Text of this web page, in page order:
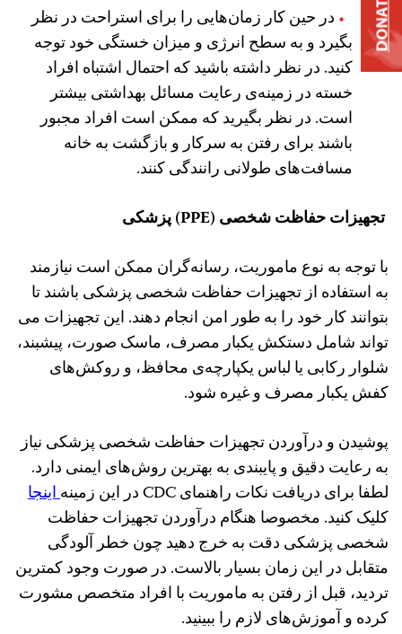
در حین کار زمان‌هایی را برای استراحت در نظر
بگیرد و به سطح انرژی و میزان خستگی خود توجه
کنید. در نظر داشته باشید که احتمال اشتباه‌ افراد
خسته در زمینه‌ی رعایت مسائل بهداشتی بیشتر
است. در نظر بگیرید که ممکن است افراد مجبور
باشند برای رفتن به سرکار و بازگشت به خانه
مسافت‌های طولانی‌ رانندگی کنند.
تجهیزات حفاظت شخصی (PPE) پزشکی
با توجه به نوع ماموریت، رسانه‌گران ممکن است نیازمند
به استفاده از تجهیزات حفاظت شخصی پزشکی باشند تا
بتوانند کار خود را به طور امن انجام دهند. این تجهیزات می
تواند شامل دستکش یکبار مصرف، ماسک صورت، پیشبند،
شلوار رکابی یا لباس یکپارچه‌ی محافظ، و روکش‌های
کفش یکبار مصرف و غیره شود.
پوشیدن و درآوردن تجهیزات حفاظت شخصی پزشکی نیاز
به رعایت دقیق و پایبندی به بهترین روش‌های ایمنی دارد.
لطفا برای دریافت نکات راهنمای CDC در این زمینه
اینجا
کلیک کنید. مخصوصا هنگام درآوردن تجهیزات حفاظت
شخصی پزشکی دقت به خرج دهید چون خطر آلودگی
متقابل در این زمان بسیار بالاست. در صورت وجود کمترین
تردید، قبل از رفتن به ماموریت با افراد متخصص مشورت
کرده و آموزش‌های لازم را ببینید.
DONATE